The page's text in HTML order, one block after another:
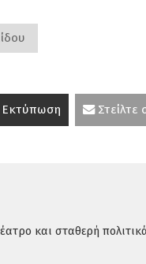
Εκτύπωση Στείλτε
και σταθερή